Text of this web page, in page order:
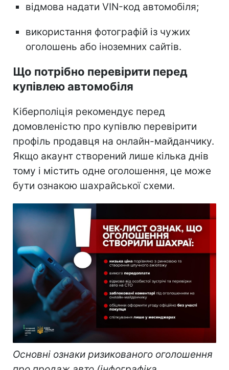
відмова надати VIN-код автомобіля;
використання фотографій із чужих
оголошень або іноземних сайтів.
Що потрібно перевірити перед
купівлею автомобіля
Кіберполіція рекомендує перед
домовленістю про купівлю перевірити
профіль продавця на онлайн-майданчику.
Якщо акаунт створений лише кілька днів
тому і містить одне оголошення, це може
бути ознакою шахрайської схеми.
Основні ознаки ризикованого оголошення